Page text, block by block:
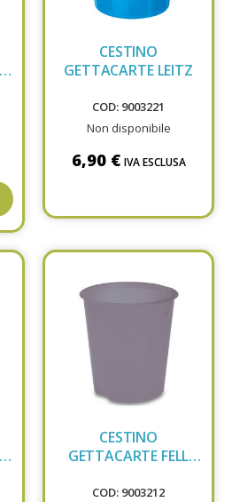
CESTINO
GETTACARTE LEITZ
COD: 9003221
Non disponibile
6,90 € IVA ESCLUSA
CESTINO
GETTACARTE FELL
COD: 9003212